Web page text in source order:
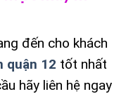
đến cho khách
quận 12 tốt nhất
hãy liên hệ ngay